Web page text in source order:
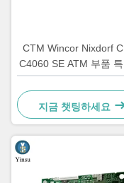
CTM Wincor Nixdorf
C4060 SE ATM 부품 특
자 1750147868
지금 챗팅하세요